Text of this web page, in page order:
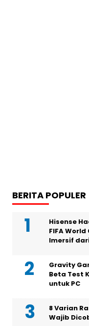
BERITA POPULER
Hisense
FIFA
Imersif
Gravity
Beta Test
untuk PC
8 Varian
Wajib